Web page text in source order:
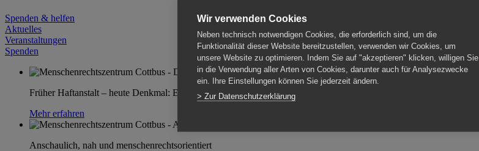
Spenden & helfen
Aktuelles
Veranstaltungen
Spenden
Früher Haftanstalt – heute Denkmal: Einen Ort im Wandel erleben
Mehr erfahren
Anschaulich, nah und menschenrechtsorientiert
Wir verwenden Cookies
Neben technisch notwendigen Cookies, die erforderlich sind, um die
Funktionalität dieser Website bereitzustellen, verwenden wir Cookies, um
unsere Website zu optimieren. Indem Sie auf "akzeptieren" klicken, willigen Sie
in die Verwendung aller Arten von Cookies, darunter auch für Analysezwecke
ein. Ihre Einstellungen können Sie jederzeit ändern.
> Zur Datenschutzerklärung